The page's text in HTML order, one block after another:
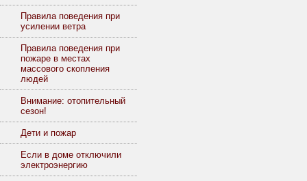
Правила поведения при
усилении ветра
Правила поведения при
пожаре в местах
массового скопления
людей
Внимание: отопительный
сезон!
Дети и пожар
Если в доме отключили
электроэнергию